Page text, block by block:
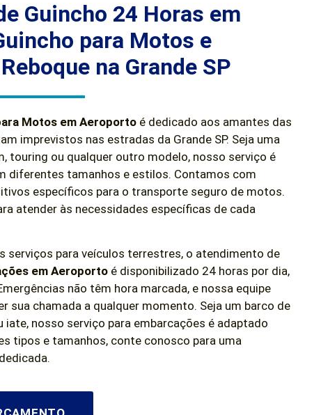
Guincho 24 Horas em
para Motos e
na Grande SP
Motos em Aeroporto é dedicado aos amantes das
imprevistos nas estradas da Grande SP. Seja uma
touring ou qualquer outro modelo, nosso serviço é
diferentes tamanhos e estilos. Contamos com
específicos para o transporte seguro de motos.
atender às necessidades específicas de cada
serviços para veículos terrestres, o atendimento de
em Aeroporto é disponibilizado 24 horas por dia,
não têm hora marcada, e nossa equipe
sua chamada a qualquer momento. Seja um barco de
iate, nosso serviço para embarcações é adaptado
tipos e tamanhos, conte conosco para uma